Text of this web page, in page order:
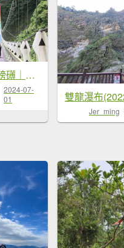
《南投》氣勢磅礡｜信義雙龍瀑布七彩吊橋20240701
2024-07-
01
Jer_ming